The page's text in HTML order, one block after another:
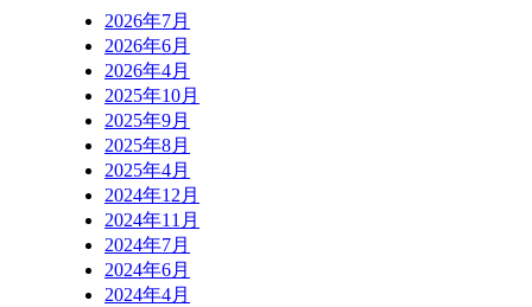
2026年7月
2026年6月
2026年4月
2025年10月
2025年9月
2025年8月
2025年4月
2024年12月
2024年11月
2024年7月
2024年6月
2024年4月